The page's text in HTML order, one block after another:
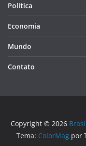
Politica
Economia
Mundo
Contato
Copyright © 2026
Tema: ColorMag por